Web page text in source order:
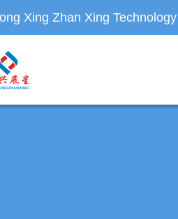
Xing Zhan Xing